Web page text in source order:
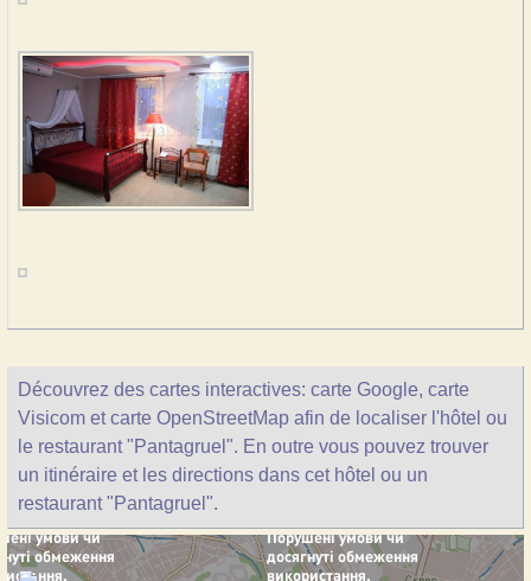
Découvrez des cartes interactives: carte Google, carte
Visicom et carte OpenStreetMap afin de localiser l'hôtel ou
le restaurant "Pantagruel". En outre vous pouvez trouver
un itinéraire et les directions dans cet hôtel ou un
restaurant "Pantagruel".